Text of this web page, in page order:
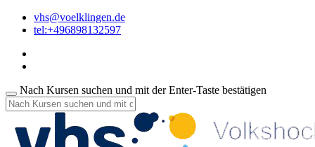
vhs@voelklingen.de
tel:+496898132597
Nach Kursen suchen und mit der Enter-Taste bestätigen